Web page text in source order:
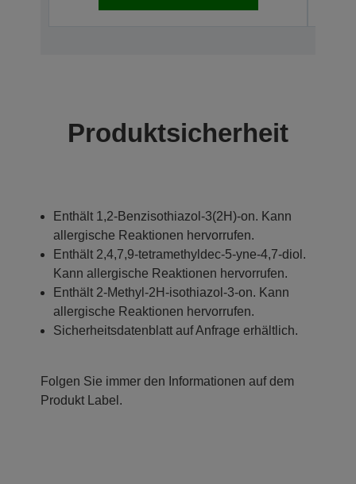
Produktsicherheit
Enthält 1,2-Benzisothiazol-3(2H)-on. Kann
allergische Reaktionen hervorrufen.
Enthält 2,4,7,9-tetramethyldec-5-yne-4,7-diol.
Kann allergische Reaktionen hervorrufen.
Enthält 2-Methyl-2H-isothiazol-3-on. Kann
allergische Reaktionen hervorrufen.
Sicherheitsdatenblatt auf Anfrage erhältlich.
Folgen Sie immer den Informationen auf dem
Produkt Label.